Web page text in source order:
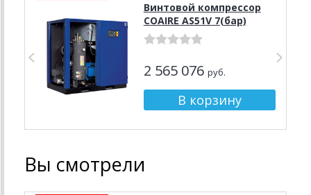
Винтовой компрессор
COAIRE AS51V 7(бар)
2 565 076 руб.
Вы смотрели